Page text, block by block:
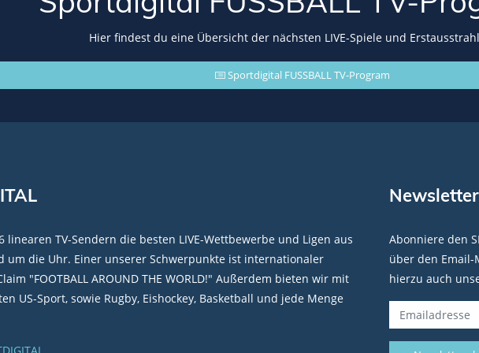
Hier findest du eine Übersicht der nächsten LIVE-Spiele und
Sportdigital FUSSBALL TV-Program
linearen TV-Sendern die besten LIVE-Wettbewerbe und Ligen aus
um die Uhr. Einer unserer Schwerpunkte ist internationaler
"FOOTBALL AROUND THE WORLD!" Außerdem bieten wir mit
US-Sport, sowie Rugby, Eishockey, Basketball und jede Menge
Newsletter
Abonniere den
über den
hierzu auch